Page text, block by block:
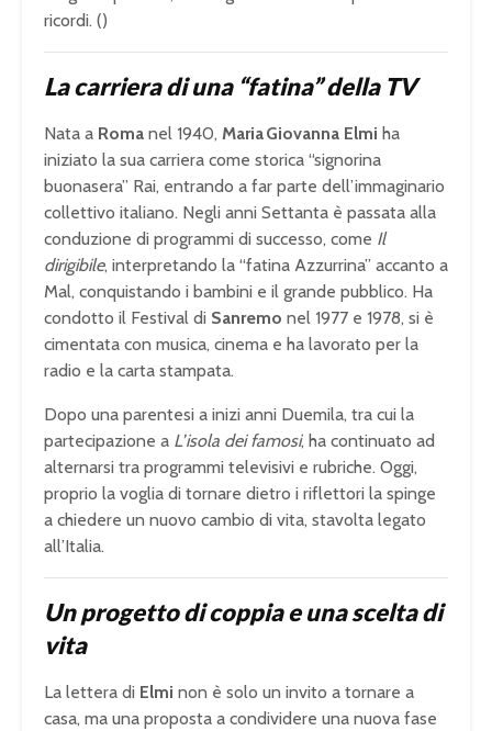
ricordi. ()
La carriera di una “fatina” della TV
Nata a Roma nel 1940, Maria Giovanna Elmi ha
iniziato la sua carriera come storica “signorina
buonasera” Rai, entrando a far parte dell’immaginario
collettivo italiano. Negli anni Settanta è passata alla
conduzione di programmi di successo, come Il
dirigibile, interpretando la “fatina Azzurrina” accanto a
Mal, conquistando i bambini e il grande pubblico. Ha
condotto il Festival di Sanremo nel 1977 e 1978, si è
cimentata con musica, cinema e ha lavorato per la
radio e la carta stampata.
Dopo una parentesi a inizi anni Duemila, tra cui la
partecipazione a L’isola dei famosi, ha continuato ad
alternarsi tra programmi televisivi e rubriche. Oggi,
proprio la voglia di tornare dietro i riflettori la spinge
a chiedere un nuovo cambio di vita, stavolta legato
all’Italia.
Un progetto di coppia e una scelta di
vita
La lettera di Elmi non è solo un invito a tornare a
casa, ma una proposta a condividere una nuova fase